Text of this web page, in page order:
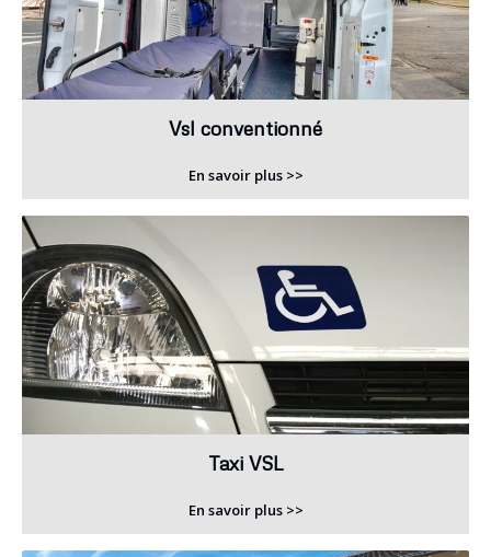
Vsl conventionné
En savoir plus >>
Taxi VSL
En savoir plus >>